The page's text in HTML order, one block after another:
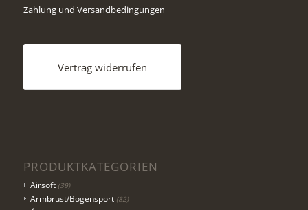
Zahlung und Versandbedingungen
Vertrag widerrufen
PRODUKTKATEGORIEN
Airsoft (39)
Armbrust/Bogensport (82)